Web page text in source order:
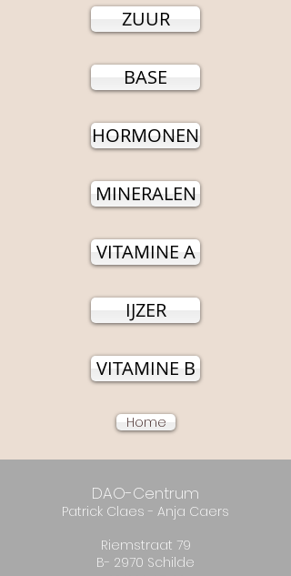
ZUUR
BASE
HORMONEN
MINERALEN
VITAMINE A
IJZER
VITAMINE B
Home
DAO-Centrum
Patrick Claes - Anja Caers
Riemstraat 79
B- 2970 Schilde